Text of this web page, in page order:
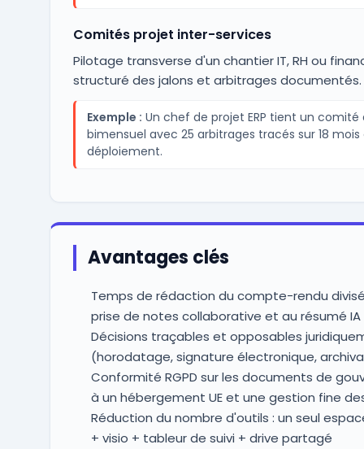
Comités projet inter-services
Pilotage transverse d'un chantier IT, RH ou
structuré des jalons et arbitrages documentés.
Exemple : Un chef de projet ERP tient un comité
bimensuel avec 25 arbitrages tracés sur 18 mois
déploiement.
Avantages clés
Temps de rédaction du compte-rendu
prise de notes collaborative et au résumé IA
Décisions traçables et opposables
(horodatage, signature électronique,
Conformité RGPD sur les documents de
à un hébergement UE et une gestion fine
Réduction du nombre d'outils : un seul
+ visio + tableur de suivi + drive partagé